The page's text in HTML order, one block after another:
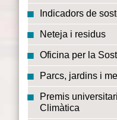
Indicadors de
Neteja i residus
Oficina per la
Parcs, jardins i
Premis
Climàtica